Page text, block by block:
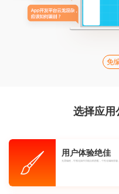
免
选择应用
用户体验绝佳
无需编程，可视化操作功能自助搭配，个性化编辑排版